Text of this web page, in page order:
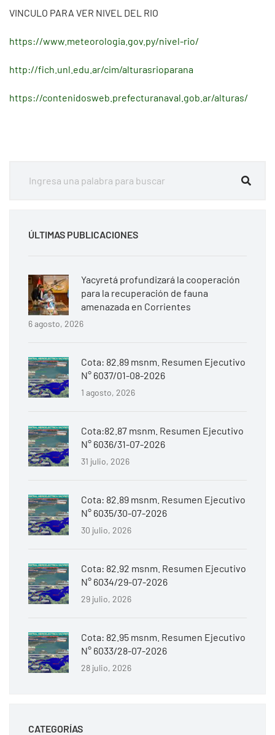
VINCULO PARA VER NIVEL DEL RIO
https://www.meteorologia.gov.py/nivel-rio/
http://fich.unl.edu.ar/cim/alturasrioparana
https://contenidosweb.prefecturanaval.gob.ar/alturas/
ÚLTIMAS PUBLICACIONES
Yacyretá profundizará la cooperación
para la recuperación de fauna
amenazada en Corrientes
6 agosto, 2026
Cota: 82.89 msnm. Resumen Ejecutivo
N° 6037/01-08-2026
1 agosto, 2026
Cota:82.87 msnm. Resumen Ejecutivo
N° 6036/31-07-2026
31 julio, 2026
Cota: 82.89 msnm. Resumen Ejecutivo
N° 6035/30-07-2026
30 julio, 2026
Cota: 82.92 msnm. Resumen Ejecutivo
N° 6034/29-07-2026
29 julio, 2026
Cota: 82.95 msnm. Resumen Ejecutivo
N° 6033/28-07-2026
28 julio, 2026
CATEGORÍAS